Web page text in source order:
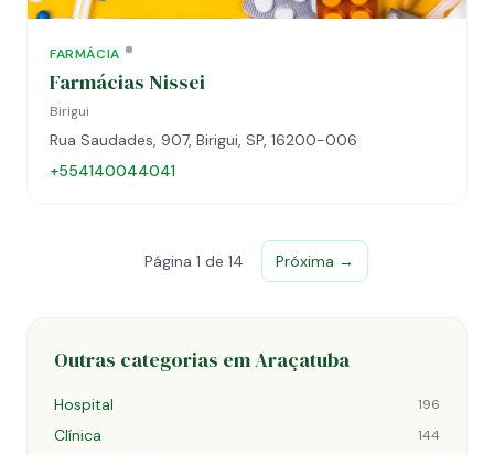
FARMÁCIA
Farmácias Nissei
Birigui
Rua Saudades, 907, Birigui, SP, 16200-006
+554140044041
Página 1 de 14 Próxima →
Outras categorias em Araçatuba
Hospital 196
Clínica 144